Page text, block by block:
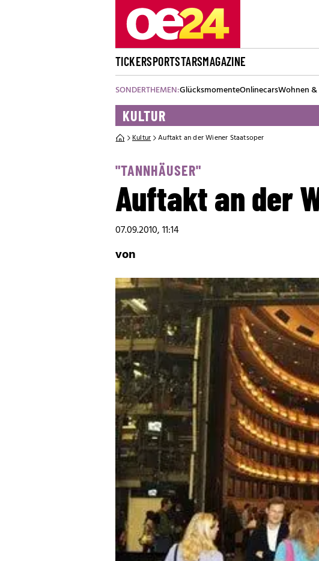
TICKERSPORTSTARSMAGAZINE
SONDERTHEMEN:GlücksmomenteOnlinecarsWohnen
KULTUR
Kultur Auftakt an der Wiener Staatsoper
"TANNHÄUSER"
Auftakt an der
07.09.2010, 11:14
von